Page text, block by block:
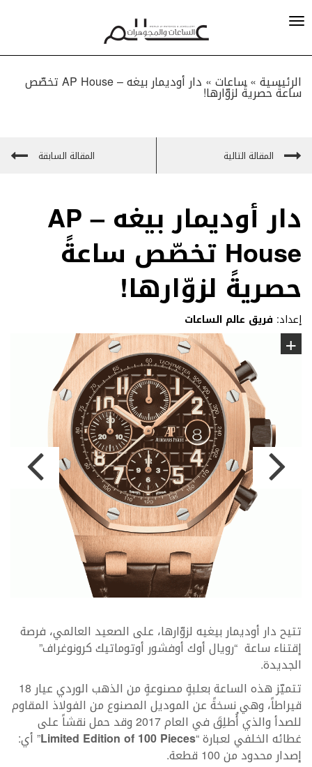
الرئيسية »ساعات» دار أوديمار بيغه – AP House تخصّص
ساعةً حصريةً لزوّارها!
المقالة التالية المقالة السابقة
دار أوديمار بيغه – AP
House تخصّص ساعةً
حصريةً لزوّارها!
إعداد: فريق عالم الساعات
تتيح دار أوديمار بيغيه لزوّارها، على الصعيد العالمي، فرصة
إقتناء ساعة “رويال أوك أوفشور أوتوماتيك كرونوغراف”
الجديدة.
تتميّز هذه الساعة بعلبةٍ مصنوعةٍ من الذهب الوردي عيار 18
قيراطاً، وهي نسخةً عن الموديل المصنوع من الفولاذ المقاوم
للصدأ والذي أُطلِقَ في العام 2017 وقد حمل نقشاً على
غطائه الخلفي لعبارة “Limited Edition of 100 Pieces” أي:
إصدار محدود من 100 قطعة.